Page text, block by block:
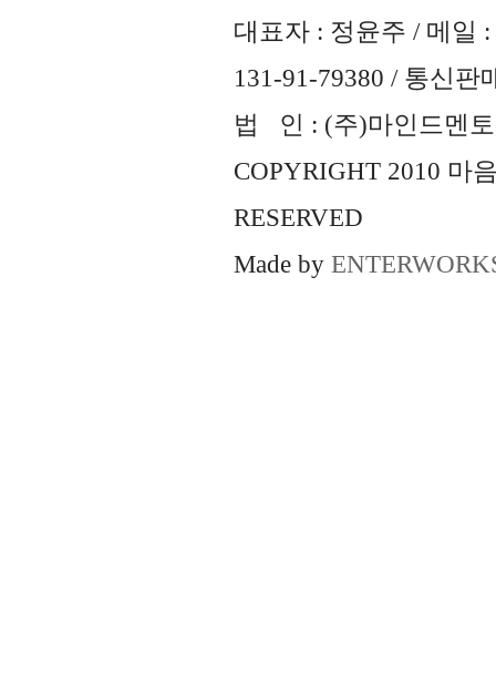
대표자 : 정윤주 / 메일 :
131-91-79380 / 통신판
법 인 : (주)마인드멘토
COPYRIGHT 2010 마
RESERVED
Made by